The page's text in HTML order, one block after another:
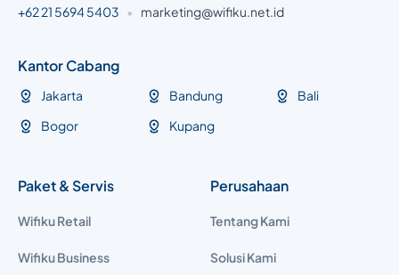
+62 21 5694 5403 • marketing@wifiku.net.id
Kantor Cabang
Jakarta
Bogor
Bandung
Kupang
Bali
Paket & Servis
Wifiku Retail
Wifiku Business
Perusahaan
Tentang Kami
Solusi Kami